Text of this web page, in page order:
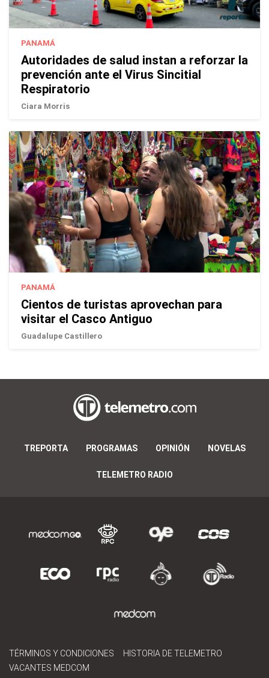
PANAMÁ
Autoridades de salud instan a reforzar la
prevención ante el Virus Sincitial
Respiratorio
Ciara Morris
PANAMÁ
Cientos de turistas aprovechan para
visitar el Casco Antiguo
Guadalupe Castillero
TREPORTA PROGRAMAS OPINIÓN NOVELAS
TELEMETRO RADIO
TÉRMINOS Y CONDICIONES
HISTORIA DE TELEMETRO
VACANTES MEDCOM